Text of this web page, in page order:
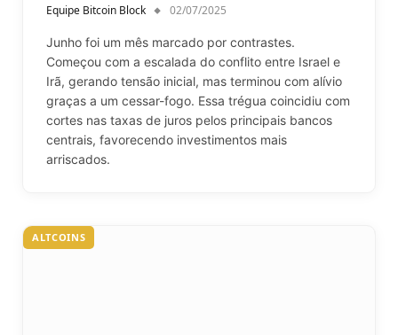
Equipe Bitcoin Block 02/07/2025
Junho foi um mês marcado por contrastes.
Começou com a escalada do conflito entre Israel e
Irã, gerando tensão inicial, mas terminou com alívio
graças a um cessar-fogo. Essa trégua coincidiu com
cortes nas taxas de juros pelos principais bancos
centrais, favorecendo investimentos mais
arriscados.
ALTCOINS